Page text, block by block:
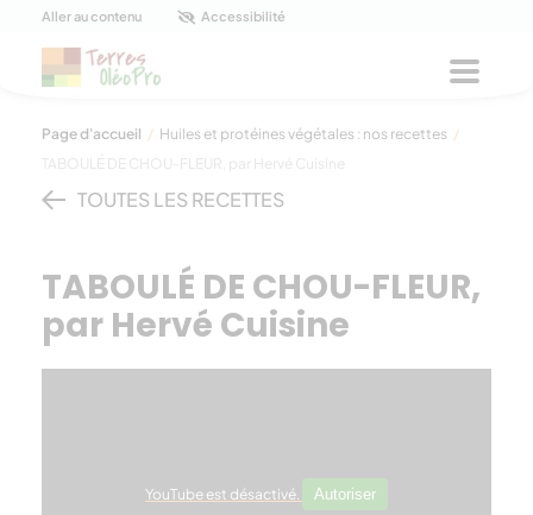
Panneau de gestion des cookies
Aller au contenu Accessibilité
Page d'accueil / Huiles et protéines végétales : nos recettes /
TABOULÉ DE CHOU-FLEUR, par Hervé Cuisine
TOUTES LES RECETTES
TABOULÉ DE CHOU-FLEUR,
par Hervé Cuisine
YouTube est désactivé. Autoriser